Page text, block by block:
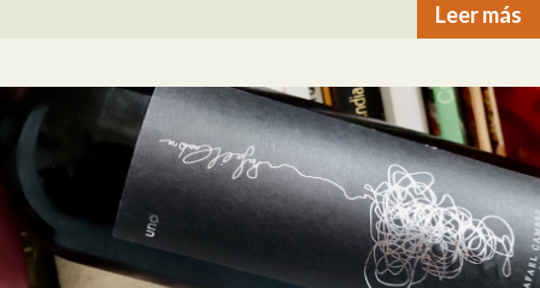
Leer más